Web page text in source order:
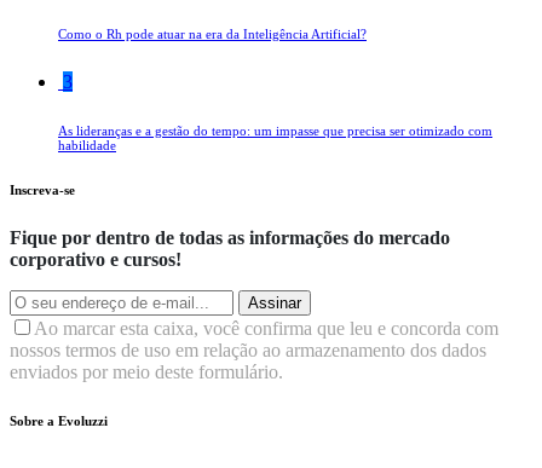
Como o Rh pode atuar na era da Inteligência Artificial?
3
As lideranças e a gestão do tempo: um impasse que precisa ser otimizado com
habilidade
Inscreva-se
Fique por dentro de todas as informações do mercado
corporativo e cursos!
Assinar
Ao marcar esta caixa, você confirma que leu e concorda com
nossos termos de uso em relação ao armazenamento dos dados
enviados por meio deste formulário.
Sobre a Evoluzzi